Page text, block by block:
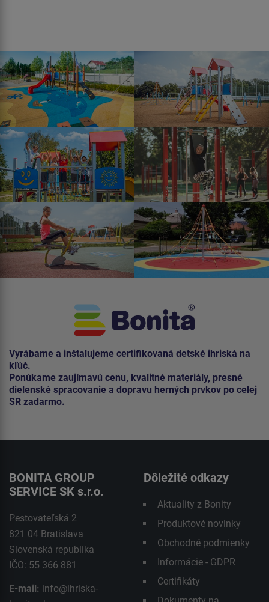
Vyrábame a inštalujeme certifikovaná detské ihriská na
kľúč.
Ponúkame zaujímavú cenu, kvalitné materiály, presné
dielenské spracovanie a dopravu herných prvkov po celej
SR zadarmo.
BONITA GROUP
SERVICE SK s.r.o.
Pestovateľská 2
821 04 Bratislava
Slovenská republika
IČO: 55 366 881
E-mail: info@ihriska-
Dôležité odkazy
Aktuality z Bonity
Produktové novinky
Obchodné podmienky
Informácie - GDPR
Certifikáty